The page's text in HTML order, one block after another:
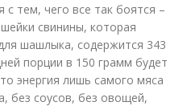
с тем, чего все так боятся –
свинины, которая
шашлыка, содержится 343
порции в 150 грамм будет
энергия лишь самого мяса
без соусов, без овощей,